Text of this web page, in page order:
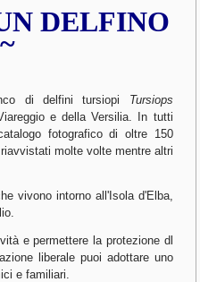
DELFINO
di delfini tursiopi Tursiops
e della Versilia. In tutti
fotografico di oltre 150
molte volte mentre altri
vivono intorno all'Isola d'Elba,
e permettere la protezione dl
liberale puoi adottare uno
e familiari.